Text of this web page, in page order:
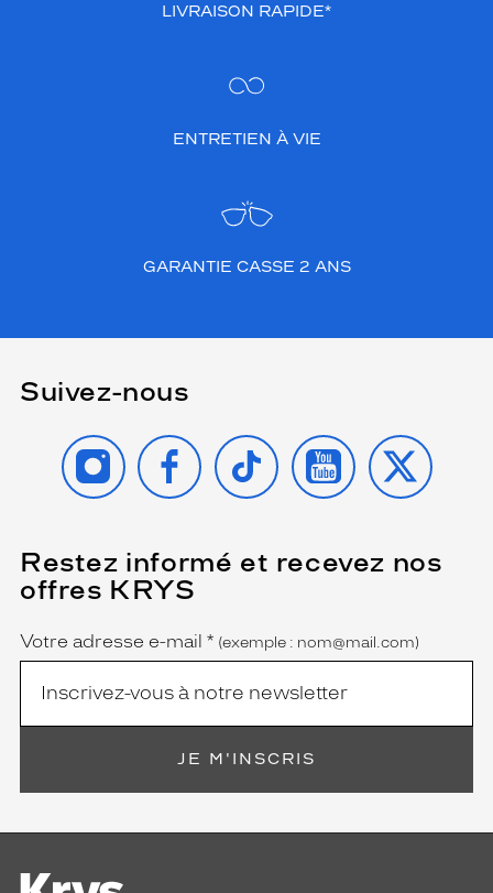
LIVRAISON RAPIDE*
ENTRETIEN À VIE
GARANTIE CASSE 2 ANS
Suivez-nous
INSTAGRAMFACEBOOK
TIKTOK YOUTUBE
X
Restez informé et recevez nos
offres KRYS
Name
Votre adresse e-mail *
(Ce
champ
est
obligatoire)
(exemple : nom@mail.com)
JE M'INSCRIS